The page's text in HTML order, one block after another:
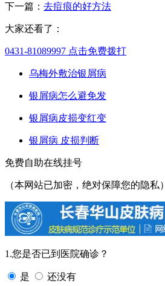
下一篇： 去痘痕的好方法
大家还看了：
0431-81089997 点击免费拨打
乌梅外敷治银屑病
银屑病怎么避免发
银屑病皮损变红变
银屑病 皮损判断
免费自助在线挂号
（本网站已加密，绝对保障您的隐私）
1.您是否已到医院确诊？
是 还没有